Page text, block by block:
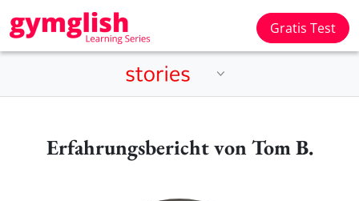
Gratis Test
Erfahrungsbericht von Tom B.